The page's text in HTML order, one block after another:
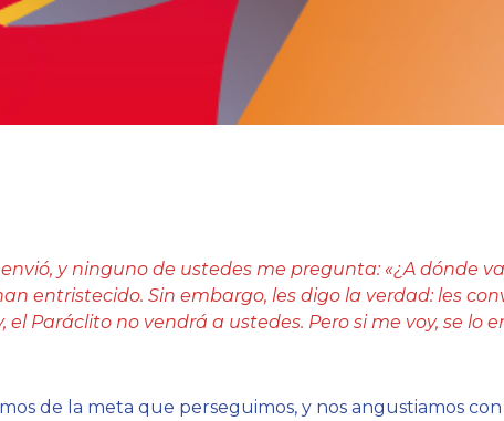
y ninguno de ustedes me pregunta: «¿A dónde
entristecido. Sin embargo, les digo la verdad: les
Paráclito no vendrá a ustedes. Pero si me voy, se lo
de la meta que perseguimos, y nos angustiamos con